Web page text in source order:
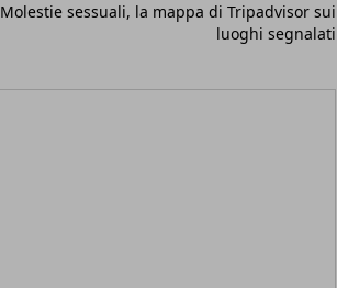
Molestie sessuali, la mappa di Tripadvisor sui
luoghi segnalati